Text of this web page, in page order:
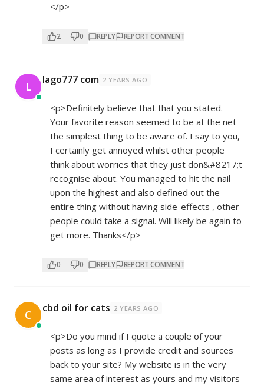
</p>
2 0 REPLY REPORT COMMENT
L lago777 com 2 YEARS AGO
<p>Definitely believe that that you stated.
Your favorite reason seemed to be at the net
the simplest thing to be aware of. I say to you,
I certainly get annoyed whilst other people
think about worries that they just don&#8217;t
recognise about. You managed to hit the nail
upon the highest and also defined out the
entire thing without having side-effects , other
people could take a signal. Will likely be again to
get more. Thanks</p>
0 0 REPLY REPORT COMMENT
C cbd oil for cats 2 YEARS AGO
<p>Do you mind if I quote a couple of your
posts as long as I provide credit and sources
back to your site? My website is in the very
same area of interest as yours and my visitors